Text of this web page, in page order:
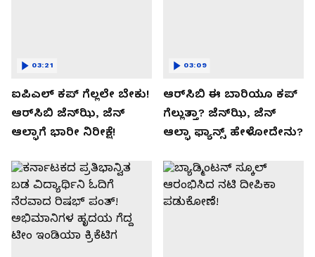
ಐಪಿಎಲ್ ಕಪ್‌ ಗೆಲ್ಲಲೇ ಬೇಕು!
ಆರ್‌ಸಿಬಿ ಜೆನ್‌ಝಿ, ಜೆನ್‌
ಆಲ್ಫಾಗೆ ಭಾರೀ ನಿರೀಕ್ಷೆ!
03:21
ಆರ್‌ಸಿಬಿ ಈ ಬಾರಿಯೂ ಕಪ್‌
ಗೆಲ್ಲುತ್ತಾ? ಜೆನ್‌ಝಿ, ಜೆನ್‌
ಆಲ್ಫಾ ಫ್ಯಾನ್ಸ್ ಹೇಳೋದೇನು?
03:09